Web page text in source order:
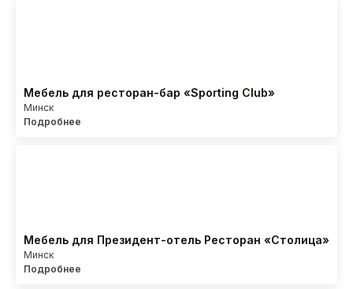
Мебель для ресторан-бар «Sporting Club»
Минск
Подробнее
Мебель для Президент-отель Ресторан «Столица»
Минск
Подробнее